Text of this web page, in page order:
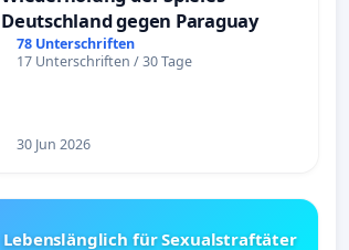
Deutschland gegen Paraguay
78 Unterschriften
17 Unterschriften / 30 Tage
30 Jun 2026
Lebenslänglich für Sexualstraftäter